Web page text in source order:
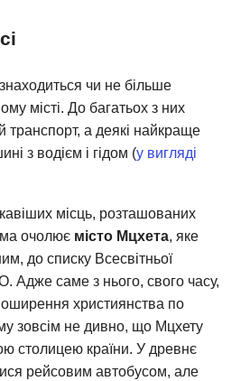
чи не більше
місті. До багатьох з них
транспорт, а деякі найкраще
з водієм і гідом (у вигляді
місць, розташованих
очолює місто Мцхета, яке
до списку Всесвітньої
саме з нього, свого часу,
християнства по
зовсім не дивно, що Мцхету
столицею країни. У древнє
рейсовим автобусом, але